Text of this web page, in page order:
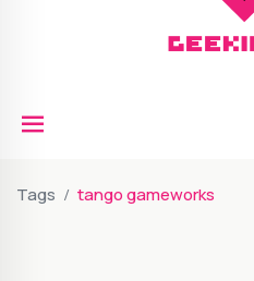
Tags tango gameworks